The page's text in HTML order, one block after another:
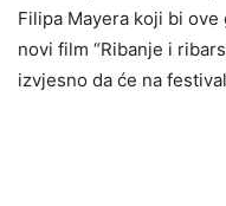
Filipa Mayera koji bi
novi film “Ribanje i
izvjesno da će na